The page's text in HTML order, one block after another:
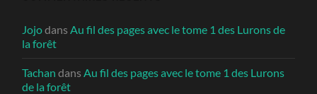
JojodansAu fil des pages avec le tome 1 des Lurons de
la forêt
Tachan dansAu fil des pages avec le tome 1 des Lurons
de la forêt